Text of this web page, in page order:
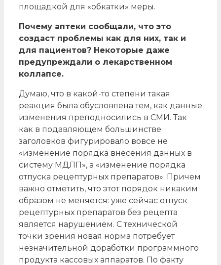
площадкой для «обкатки» меры.
Почему аптеки сообщали, что это
создаст проблемы как для них, так и
для пациентов? Некоторые даже
предупреждали о лекарственном
коллапсе.
Думаю, что в какой-то степени такая
реакция была обусловлена тем, как данные
изменения преподносились в СМИ. Так
как в подавляющем большинстве
заголовков фигурировало вовсе не
«изменение порядка внесения данных в
систему МДЛП», а «изменение порядка
отпуска рецептурных препаратов». Причем
важно отметить, что этот порядок никаким
образом не меняется: уже сейчас отпуск
рецептурных препаратов без рецепта
является нарушением. С технической
точки зрения новая норма потребует
незначительной доработки программного
продукта кассовых аппаратов. По факту